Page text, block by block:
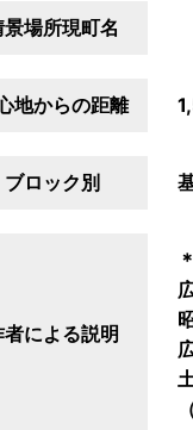
景場所現町名
地からの距離
ブロック別
者による説明